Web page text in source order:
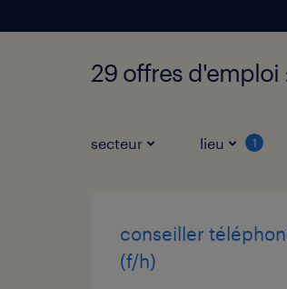
29 offres d'emploi
secteur lieu 1
conseiller
(f/h)